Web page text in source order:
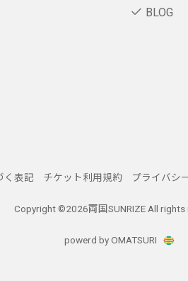
BLOG
く表記 チケット利用規約 プライバシ
Copyright ©2026両国SUNRIZE All rights
powerd by OMATSURI